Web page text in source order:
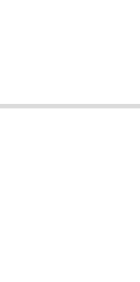
性の保証を
は、「許諾
販売店がか
、「本ソフ
とします。
社、それら